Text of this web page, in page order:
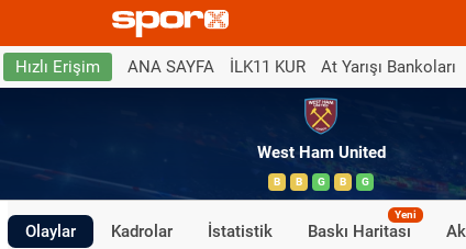
Hızlı Erişim ANA SAYFA İLK11 KUR At Yarışı Bankoları
West Ham United
B B G B G
Olaylar Kadrolar İstatistik Baskı Haritası
Yeni